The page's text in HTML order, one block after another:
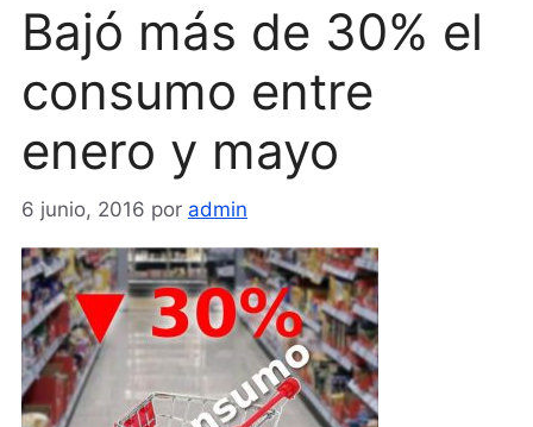
Bajó más de 30% el
consumo entre
enero y mayo
6 junio, 2016 por admin